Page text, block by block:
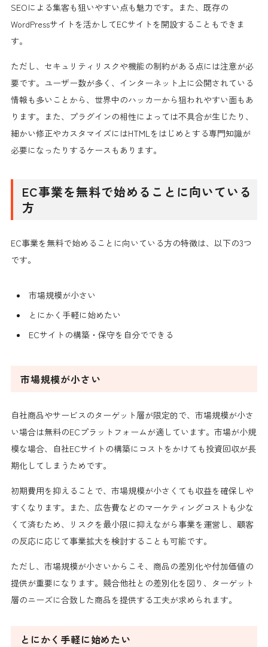
SEOによる集客も狙いやすい点も魅力です。また、既存の
WordPressサイトを活かしてECサイトを開設することもできま
す。
ただし、セキュリティリスクや機能の制約がある点には注意が必
要です。ユーザー数が多く、インターネット上に公開されている
情報も多いことから、世界中のハッカーから狙われやすい面もあ
ります。また、プラグインの相性によっては不具合が生じたり、
細かい修正やカスタマイズにはHTMLをはじめとする専門知識が
必要になったりするケースもあります。
EC事業を無料で始めることに向いている
方
EC事業を無料で始めることに向いている方の特徴は、以下の3つ
です。
市場規模が小さい
とにかく手軽に始めたい
ECサイトの構築・保守を自分でできる
市場規模が小さい
自社商品やサービスのターゲット層が限定的で、市場規模が小さ
い場合は無料のECプラットフォームが適しています。市場が小規
模な場合、自社ECサイトの構築にコストをかけても投資回収が長
期化してしまうためです。
初期費用を抑えることで、市場規模が小さくても収益を確保しや
すくなります。また、広告費などのマーケティングコストも少な
くて済むため、リスクを最小限に抑えながら事業を運営し、顧客
の反応に応じて事業拡大を検討することも可能です。
ただし、市場規模が小さいからこそ、商品の差別化や付加価値の
提供が重要になります。競合他社との差別化を図り、ターゲット
層のニーズに合致した商品を提供する工夫が求められます。
とにかく手軽に始めたい